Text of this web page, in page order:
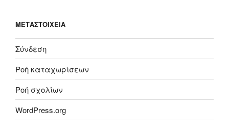
ΜΕΤΑΣΤΟΙΧΕΊΑ
Σύνδεση
Ροή καταχωρίσεων
Ροή σχολίων
WordPress.org